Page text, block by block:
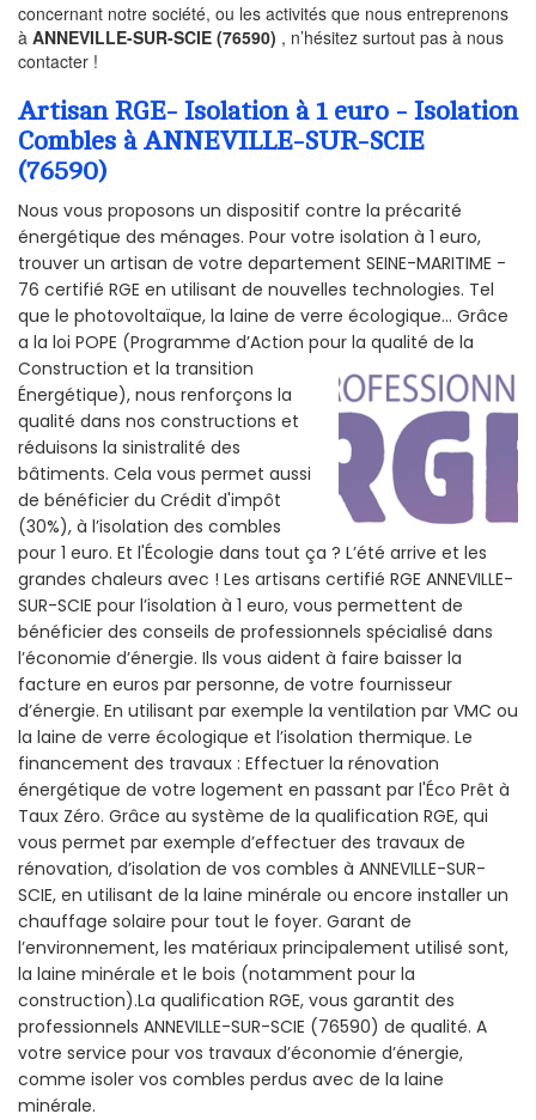
concernant notre société, ou les activités que nous entreprenons
à ANNEVILLE-SUR-SCIE (76590) , n’hésitez surtout pas à nous
contacter !
Artisan RGE- Isolation à 1 euro - Isolation
Combles à ANNEVILLE-SUR-SCIE
(76590)
Nous vous proposons un dispositif contre la précarité
énergétique des ménages. Pour votre isolation à 1 euro,
trouver un artisan de votre departement SEINE-MARITIME -
76 certifié RGE en utilisant de nouvelles technologies. Tel
que le photovoltaïque, la laine de verre écologique... Grâce
a la loi POPE (Programme d’Action pour la qualité de la
Construction et la transition
Énergétique), nous renforçons la
qualité dans nos constructions et
réduisons la sinistralité des
bâtiments. Cela vous permet aussi
de bénéficier du Crédit d'impôt
(30%), à l’isolation des combles
pour 1 euro. Et l'Écologie dans tout ça ? L’été arrive et les
grandes chaleurs avec ! Les artisans certifié RGE ANNEVILLE-
SUR-SCIE pour l’isolation à 1 euro, vous permettent de
bénéficier des conseils de professionnels spécialisé dans
l’économie d’énergie. Ils vous aident à faire baisser la
facture en euros par personne, de votre fournisseur
d’énergie. En utilisant par exemple la ventilation par VMC ou
la laine de verre écologique et l’isolation thermique. Le
financement des travaux : Effectuer la rénovation
énergétique de votre logement en passant par l'Éco Prêt à
Taux Zéro. Grâce au système de la qualification RGE, qui
vous permet par exemple d’effectuer des travaux de
rénovation, d’isolation de vos combles à ANNEVILLE-SUR-
SCIE, en utilisant de la laine minérale ou encore installer un
chauffage solaire pour tout le foyer. Garant de
l’environnement, les matériaux principalement utilisé sont,
la laine minérale et le bois (notamment pour la
construction).La qualification RGE, vous garantit des
professionnels ANNEVILLE-SUR-SCIE (76590) de qualité. A
votre service pour vos travaux d’économie d’énergie,
comme isoler vos combles perdus avec de la laine
minérale.